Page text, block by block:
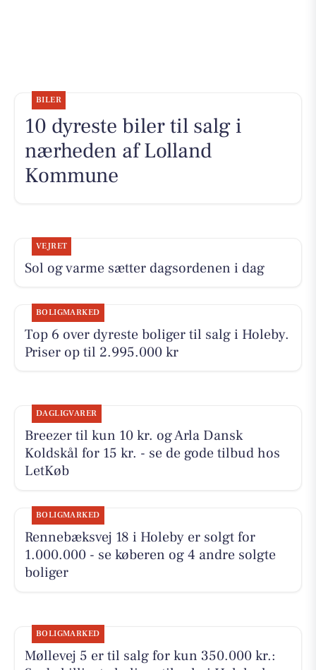
BILER
10 dyreste biler til salg i
nærheden af Lolland
Kommune
VEJRET
Sol og varme sætter dagsordenen i dag
BOLIGMARKED
Top 6 over dyreste boliger til salg i Holeby.
Priser op til 2.995.000 kr
DAGLIGVARER
Breezer til kun 10 kr. og Arla Dansk
Koldskål for 15 kr. - se de gode tilbud hos
LetKøb
BOLIGMARKED
Rennebæksvej 18 i Holeby er solgt for
1.000.000 - se køberen og 4 andre solgte
boliger
BOLIGMARKED
Møllevej 5 er til salg for kun 350.000 kr.: